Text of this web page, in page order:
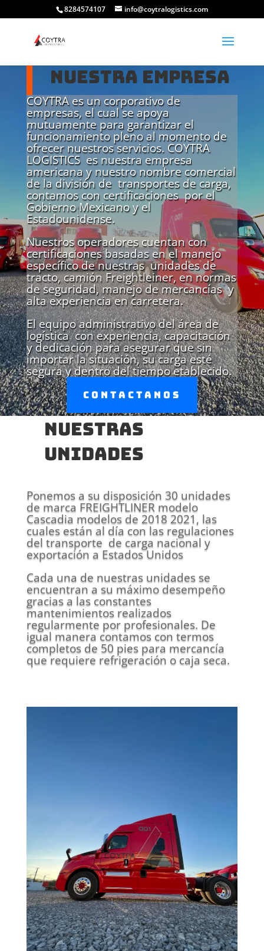
8284574107 info@coytralogistics.com
Nuestra empresa
COYTRA es un corporativo de
empresas, el cual se apoya
mutuamente para garantizar el
funcionamiento pleno al momento de
ofrecer nuestros servicios. COYTRA
LOGISTICS es nuestra empresa
americana y nuestro nombre comercial
de la división de transportes de carga,
contamos con certificaciones por el
Gobierno Mexicano y el
Estadounidense.
Nuestros operadores cuentan con
certificaciones basadas en el manejo
específico de nuestras unidades de
tracto, camión Freightleiner, en normas
de seguridad, manejo de mercancías y
alta experiencia en carretera.
El equipo administrativo del área de
logística con experiencia, capacitación
y dedicación para asegurar que sin
importar la situación, su carga esté
segura y dentro del tiempo etablecido.
Contactanos
NUESTRAS
UNIDADES
Ponemos a su disposición 30 unidades
de marca FREIGHTLINER modelo
Cascadia modelos de 2018 2021, las
cuales están al día con las regulaciones
del transporte de carga nacional y
exportación a Estados Unidos
Cada una de nuestras unidades se
encuentran a su máximo desempeño
gracias a las constantes
mantenimientos realizados
regularmente por profesionales. De
igual manera contamos con termos
completos de 50 pies para mercancía
que requiere refrigeración o caja seca.